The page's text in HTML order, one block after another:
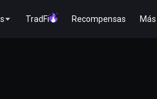
TradFi Recompensas Más